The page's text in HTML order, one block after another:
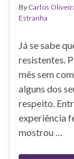
By Carlos
Estranha
Já se sabe
resistentes.
mês sem
alguns dos
respeito.
experiência
mostrou …